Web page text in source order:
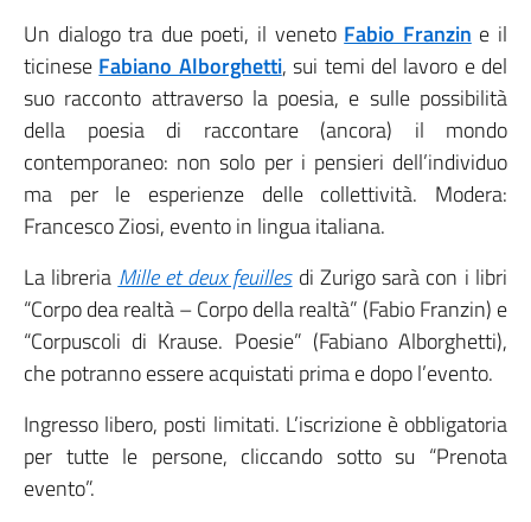
Un dialogo tra due poeti, il venetoFabio Franzine il
ticineseFabiano Alborghetti, sui temi del lavoro e del
suo racconto attraverso la poesia, e sulle possibilità
della poesia di raccontare (ancora) il mondo
contemporaneo: non solo per i pensieri dell’individuo
ma per le esperienze delle collettività. Modera:
Francesco Ziosi, evento in lingua italiana.
La libreriaMille et deux feuillesdi Zurigo sarà con i libri
“Corpo dea realtà – Corpo della realtà” (Fabio Franzin) e
“Corpuscoli di Krause. Poesie” (Fabiano Alborghetti),
che potranno essere acquistati prima e dopo l’evento.
Ingresso libero, posti limitati. L’iscrizione è obbligatoria
per tutte le persone, cliccando sotto su “Prenota
evento”.